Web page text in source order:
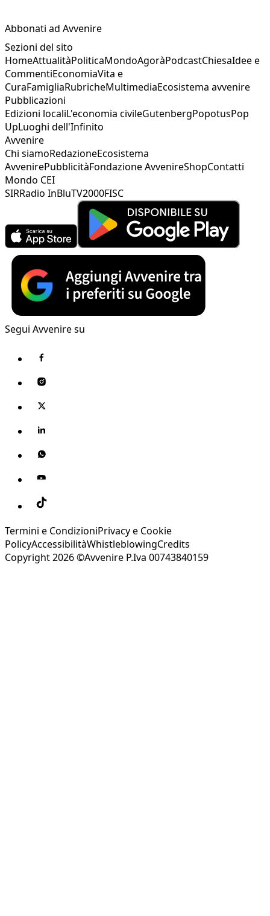
Abbonati ad Avvenire
Sezioni del sito
HomeAttualitàPoliticaMondoAgoràPodcastChiesaIdee e
CommentiEconomiaVita e
CuraFamigliaRubricheMultimediaEcosistema avvenire
Pubblicazioni
Edizioni localiL'economia civileGutenbergPopotusPop
UpLuoghi dell'Infinito
Avvenire
Chi siamoRedazioneEcosistema
AvvenirePubblicitàFondazione AvvenireShopContatti
Mondo CEI
SIRRadio InBluTV2000FISC
Segui Avvenire su
Termini e CondizioniPrivacy e Cookie
PolicyAccessibilitàWhistleblowingCredits
Copyright 2026 ©Avvenire P.Iva 00743840159